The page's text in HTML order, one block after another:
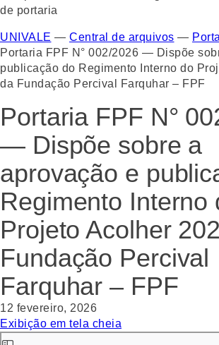
UNIVALE — Central de arquivos —
Portaria FPF N° 002/2026 — Dispõe
publicação do Regimento Interno do
da Fundação Percival Farquhar – FPF
Portaria FPF N°
— Dispõe sobre a
aprovação e
Regimento Interno
Projeto Acolher
Fundação Percival
Farquhar – FPF
12 fevereiro, 2026
Exibição em tela cheia
Skip